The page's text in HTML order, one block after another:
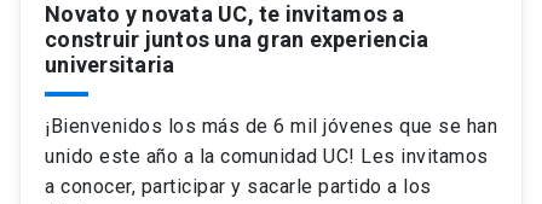
Novato y novata UC, te invitamos a
construir juntos una gran experiencia
universitaria
¡Bienvenidos los más de 6 mil jóvenes que se han
unido este año a la comunidad UC! Les invitamos
a conocer, participar y sacarle partido a los